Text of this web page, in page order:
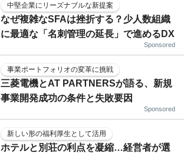
中堅企業にリーズナブルな新提案
なぜ複雑なSFAは挫折する？少人数組織
に最適な「名刺管理の延長」で進めるDX
Sponsored
事業ポートフォリオの変革に挑戦
三菱電機とAT PARTNERSが語る、新規
事業開発成功の条件と失敗要因
Sponsored
新しい形の福利厚生として活用
ホテルと別荘の利点を凝縮…経営者が選